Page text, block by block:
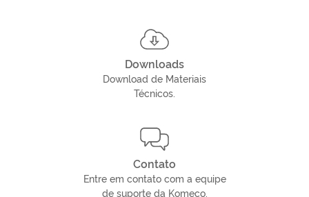
Downloads
Download de Materiais
Técnicos.
Contato
Entre em contato com a equipe
de suporte da Komeco.